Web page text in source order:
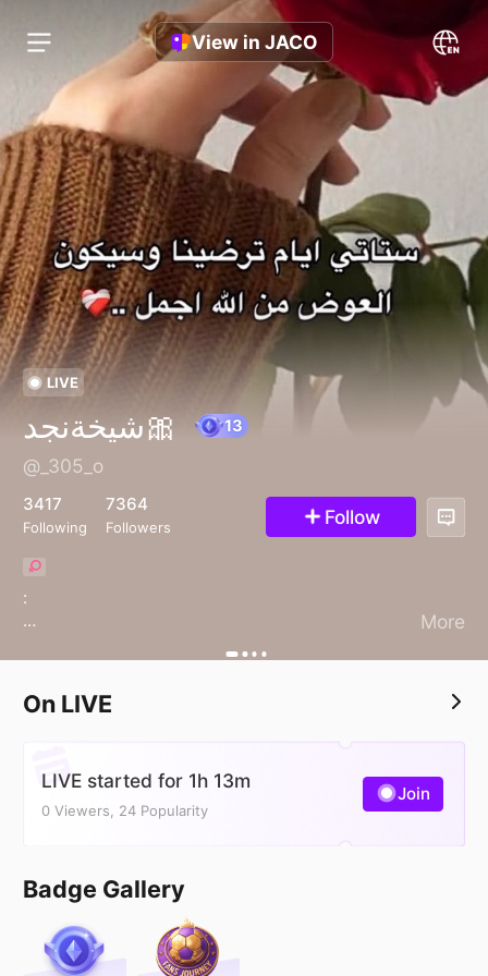
View in JACO
LIVE
شيخةنجد🎀
13
@_305_o
3417
Following
7364
Followers Follow
:
‏ومن يزرع الطيب ما خابت محاصيله .🫡
More
On LIVE
LIVE started for 1h 13m
0 Viewers, 24 Popularity
Join
Badge Gallery